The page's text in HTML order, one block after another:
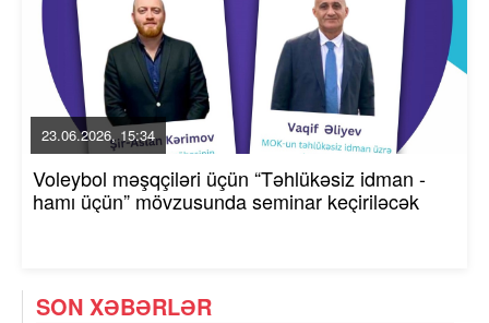
23.06.2026, 15:34
Voleybol məşqçiləri üçün “Təhlükəsiz idman -
hamı üçün” mövzusunda seminar keçiriləcək
SON XƏBƏRLƏR